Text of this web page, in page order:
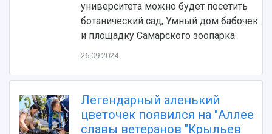
НАЗАД
университета можно будет посетить
ботанический сад, Умный дом бабочек
и площадку Самарского зоопарка
26.09.2024
Легендарный аленький
цветочек появился на "Аллее
славы ветеранов "Крыльев